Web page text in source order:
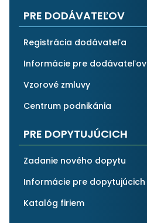
PRE DODÁVATEĽOV
Registrácia dodávateľa
Informácie pre dodávateľov
Vzorové zmluvy
Centrum podnikánia
PRE DOPYTUJÚCICH
Zadanie nového dopytu
Informácie pre dopytujúcich
Katalóg firiem